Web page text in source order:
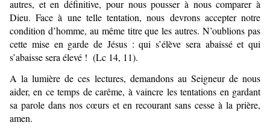
autres, et en définitive, pour nous pousser à nous comparer à
Dieu. Face à une telle tentation, nous devrons accepter notre
condition d’homme, au même titre que les autres. N’oublions pas
cette mise en garde de Jésus : qui s’élève sera abaissé et qui
s’abaisse sera élevé ! (Lc 14, 11).
A la lumière de ces lectures, demandons au Seigneur de nous
aider, en ce temps de carême, à vaincre les tentations en gardant
sa parole dans nos cœurs et en recourant sans cesse à la prière,
amen.